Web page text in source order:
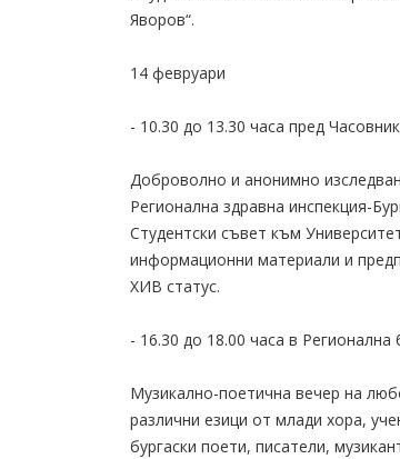
Яворов“.
14 февруари
- 10.30 до 13.30 часа пред
Доброволно и анонимно
Регионална здравна инспекция-
Студентски съвет към
информационни материали и
ХИВ статус.
- 16.30 до 18.00 часа в
Музикално-поетична вечер на
различни езици от млади хора,
бургаски поети, писатели,